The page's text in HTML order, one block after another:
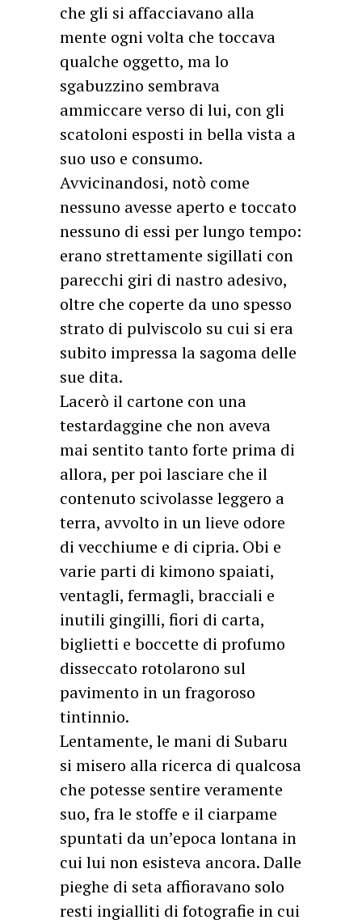
che gli si affacciavano alla
mente ogni volta che toccava
qualche oggetto, ma lo
sgabuzzino sembrava
ammiccare verso di lui, con gli
scatoloni esposti in bella vista a
suo uso e consumo.
Avvicinandosi, notò come
nessuno avesse aperto e toccato
nessuno di essi per lungo tempo:
erano strettamente sigillati con
parecchi giri di nastro adesivo,
oltre che coperte da uno spesso
strato di pulviscolo su cui si era
subito impressa la sagoma delle
sue dita.
Lacerò il cartone con una
testardaggine che non aveva
mai sentito tanto forte prima di
allora, per poi lasciare che il
contenuto scivolasse leggero a
terra, avvolto in un lieve odore
di vecchiume e di cipria. Obi e
varie parti di kimono spaiati,
ventagli, fermagli, bracciali e
inutili gingilli, fiori di carta,
biglietti e boccette di profumo
disseccato rotolarono sul
pavimento in un fragoroso
tintinnio.
Lentamente, le mani di Subaru
si misero alla ricerca di qualcosa
che potesse sentire veramente
suo, fra le stoffe e il ciarpame
spuntati da un’epoca lontana in
cui lui non esisteva ancora. Dalle
pieghe di seta affioravano solo
resti ingialliti di fotografie in cui